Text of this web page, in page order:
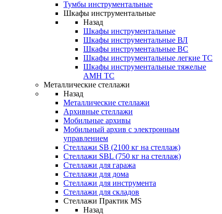
Тумбы инструментальные
Шкафы инструментальные
Назад
Шкафы инструментальные
Шкафы инструментальные ВЛ
Шкафы инструментальные ВС
Шкафы инструментальные легкие ТС
Шкафы инструментальные тяжелые
AMH TC
Металлические стеллажи
Назад
Металлические стеллажи
Архивные стеллажи
Мобильные архивы
Мобильный архив с электронным
управлением
Стеллажи SB (2100 кг на стеллаж)
Стеллажи SBL (750 кг на стеллаж)
Стеллажи для гаража
Стеллажи для дома
Стеллажи для инструмента
Стеллажи для складов
Стеллажи Практик MS
Назад